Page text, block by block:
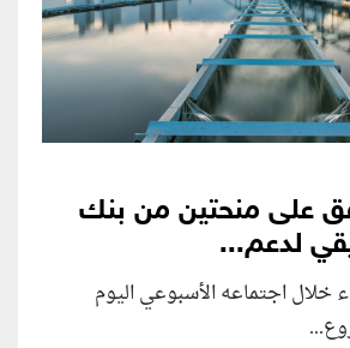
على منحتين من بنك
لدعم...
خلال اجتماعه الأسبوعي اليوم